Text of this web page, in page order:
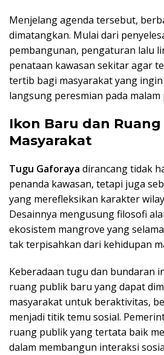
Menjelang agenda tersebut,
dimatangkan. Mulai dari
pembangunan, pengaturan lalu
penataan kawasan sekitar agar
tertib bagi masyarakat yang
langsung peresmian pada malam
Ikon Baru dan
Masyarakat
Tugu Gaforaya dirancang tidak
penanda kawasan, tetapi juga
yang merefleksikan karakter
Desainnya mengusung filosofi
ekosistem mangrove yang
tak terpisahkan dari kehidupan
Keberadaan tugu dan bundaran
ruang publik baru yang dapat
masyarakat untuk beraktivitas,
menjadi titik temu sosial.
ruang publik yang tertata baik
dalam membangun interaksi